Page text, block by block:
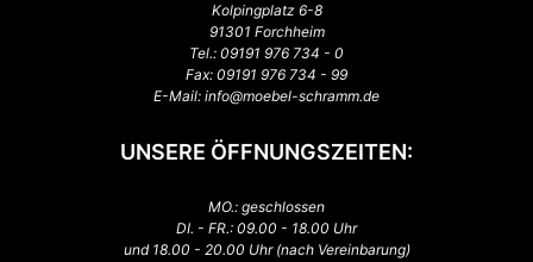
Kolpingplatz 6-8
91301 Forchheim
Tel.: 09191 976 734 - 0
Fax: 09191 976 734 - 99
E-Mail: info@moebel-schramm.de
UNSERE ÖFFNUNGSZEITEN:
MO.: geschlossen
DI. - FR.: 09.00 - 18.00 Uhr
und 18.00 - 20.00 Uhr (nach Vereinbarung)